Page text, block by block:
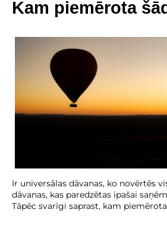
Kam piemērota
Ir universālas dāvanas, ko novērtēs
dāvanas, kas paredzētas īpašai
Tāpēc svarīgi saprast, kam